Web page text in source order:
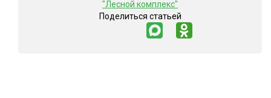
"Лесной комплекс"
Поделиться статьей